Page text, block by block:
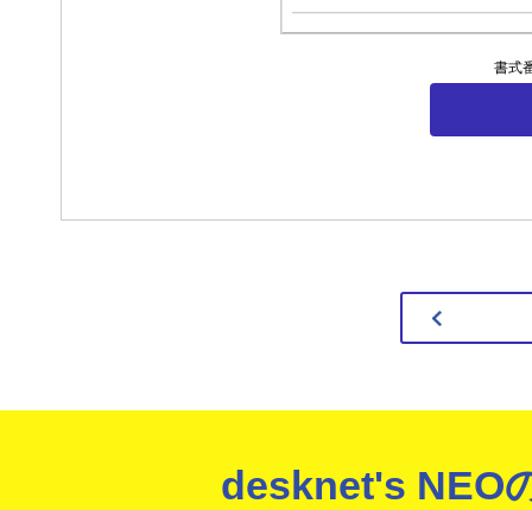
よくあるご質
お客様サポー
サイト内検索
書式
desknet's NEO